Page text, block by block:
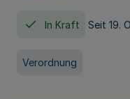
In Kraft Seit 19.
Verordnung